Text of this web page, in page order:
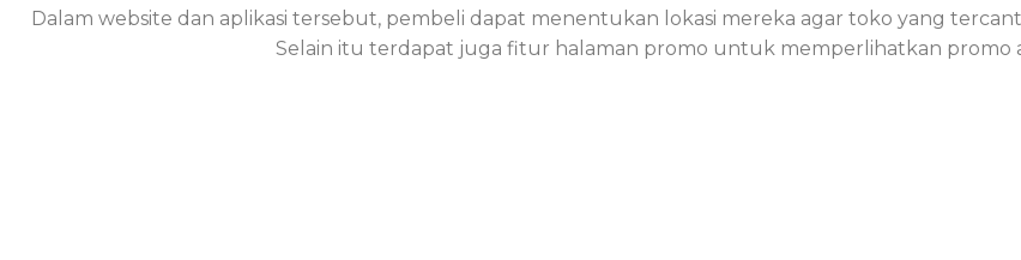
Dalam website dan aplikasi tersebut, pembeli dapat menentukan lokasi mereka agar toko yang
Selain itu terdapat juga fitur halaman promo untuk memperlihatkan promo